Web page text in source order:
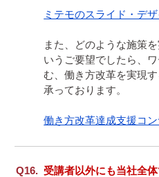
ミテモのスライド・デ
また、どのような施策
いうご要望でしたら、
む、働き方改革を実現
承っております。
働き方改革達成支援コ
受講者以外にも当社全